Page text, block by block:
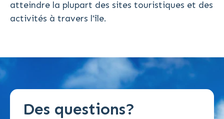
atteindre la plupart des sites touristiques et des
activités à travers l'île.
Des questions?